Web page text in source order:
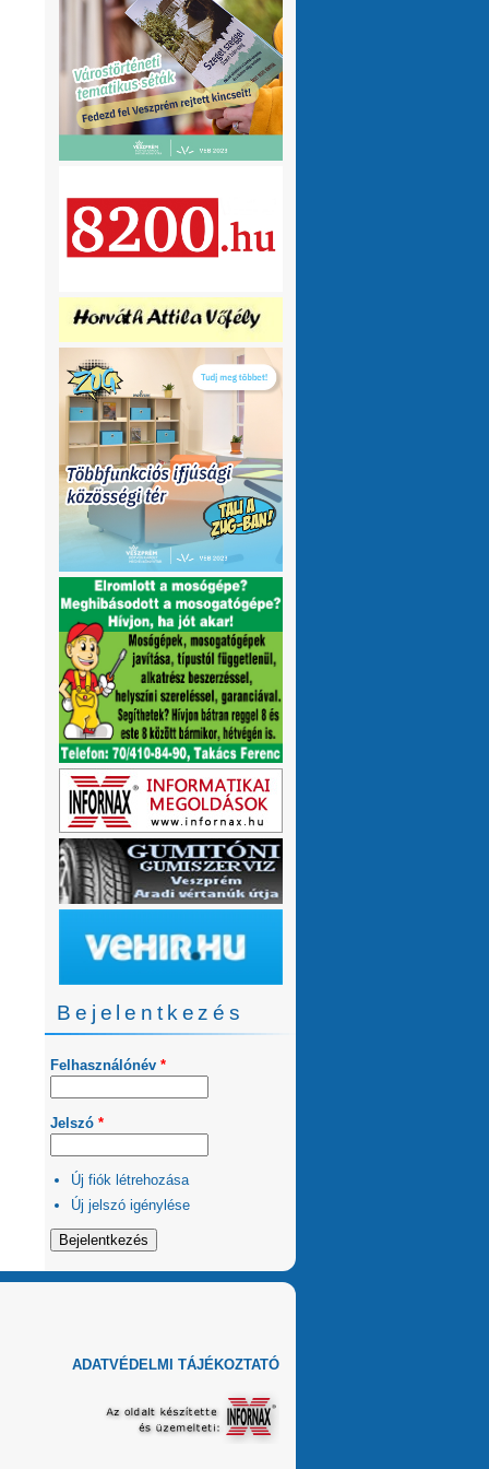
olvasnám.Üdv
10 hónap 1 hét
VMeteo-Zooltán:Remek asszisztens
Köszi az infót. Lehet mit böngészni.
1 év 2 hónap
P.Csaba:Űjra elérhetőek a honlapomon
a klíma adatok (2007-től, havi
perc alatt megtalálta a hibát a PHP-ben,
ami nekem hónapok óta nem sikerült...
1 év 2 hónap
üzenőfal
1 év 2 hónap
P.Csaba: 1 év 4 hónap
VMeteo-Zooltán Hopp, meggyógyult
1 év 4 hónap
VMeteo-Zooltán:Kivételesen nem
Valami frissítés rosszul sikerült :/
1 év 4
hónap
Bejelentkezés
Felhasználónév *
Jelszó *
Új fiók létrehozása
Új jelszó igénylése
ADATVÉDELMI TÁJÉKOZTATÓ